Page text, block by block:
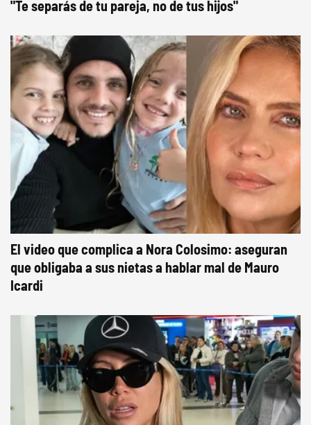
"Te separás de tu pareja, no de tus hijos"
El video que complica a Nora Colosimo: aseguran
que obligaba a sus nietas a hablar mal de Mauro
Icardi